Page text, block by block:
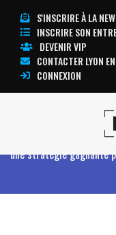
S'INSCRIRE À LA
INSCRIRE SON
DEVENIR VIP
CONTACTER LYON
CONNEXION
La création de
une stratégie gagnante